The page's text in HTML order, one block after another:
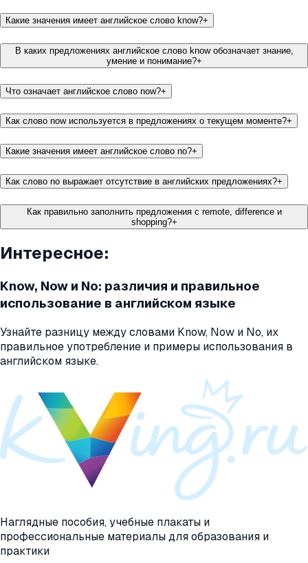
Какие значения имеет английское слово know?+
В каких предложениях английское слово know обозначает знание,
умение и понимание?+
Что означает английское слово now?+
Как слово now используется в предложениях о текущем моменте?+
Какие значения имеет английское слово no?+
Как слово no выражает отсутствие в английских предложениях?+
Как правильно заполнить предложения с remote, difference и
shopping?+
Интересное:
Know, Now и No: различия и правильное
использование в английском языке
Узнайте разницу между словами Know, Now и No, их
правильное употребление и примеры использования в
английском языке.
Наглядные пособия, учебные плакаты и
профессиональные материалы для образования и
практики